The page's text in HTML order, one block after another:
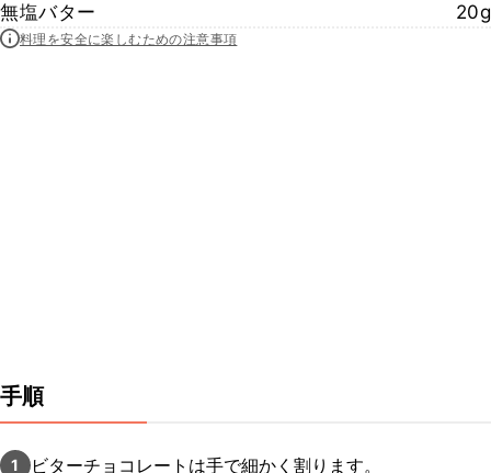
無塩バター
20g
料理を安全に楽しむための注意事項
手順
1 ビターチョコレートは手で細かく割ります。